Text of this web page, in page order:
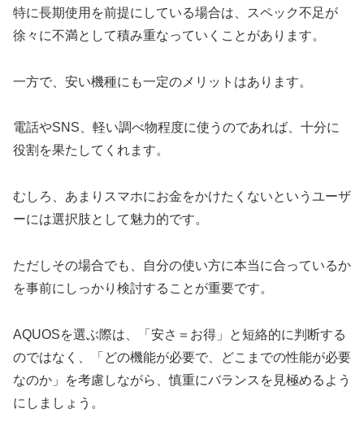
特に長期使用を前提にしている場合は、スペック不足が
徐々に不満として積み重なっていくことがあります。
一方で、安い機種にも一定のメリットはあります。
電話やSNS、軽い調べ物程度に使うのであれば、十分に
役割を果たしてくれます。
むしろ、あまりスマホにお金をかけたくないというユーザ
ーには選択肢として魅力的です。
ただしその場合でも、自分の使い方に本当に合っているか
を事前にしっかり検討することが重要です。
AQUOSを選ぶ際は、「安さ＝お得」と短絡的に判断する
のではなく、「どの機能が必要で、どこまでの性能が必要
なのか」を考慮しながら、慎重にバランスを見極めるよう
にしましょう。